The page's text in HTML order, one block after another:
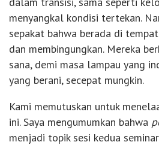
menyangkal kondisi tertekan.
sepakat bahwa berada di
dan membingungkan. Mereka
sana, demi masa lampau yang
yang berani, secepat mungkin.
Kami memutuskan untuk
ini. Saya mengumumkan bahwa
menjadi topik sesi kedua